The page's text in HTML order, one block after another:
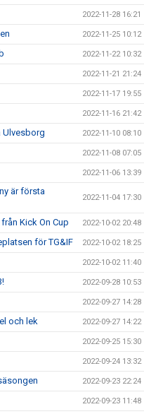
2022-11-28 16:21
2022-11-25 10:12
2022-11-22 10:32
2022-11-21 21:24
2022-11-17 19:55
2022-11-16 21:42
Ulvesborg 2022-11-10 08:10
2022-11-08 07:05
2022-11-06 13:39
är första
2022-11-04 17:30
Kick On Cup 2022-10-02 20:48
för TG&IF 2022-10-02 18:25
2022-10-02 11:40
2022-09-28 10:53
2022-09-27 14:28
och lek 2022-09-27 14:22
2022-09-25 15:30
2022-09-24 13:32
2022-09-23 22:24
2022-09-23 11:48